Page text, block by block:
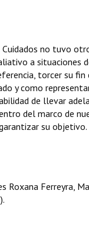
Cuidados no tuvo
a situaciones
torcer su
y como
de llevar
del marco de
su objetivo.
Roxana Ferreyra,